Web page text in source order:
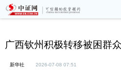
广西钦州积极转移被困群众
新华社 2026-07-08 07:51